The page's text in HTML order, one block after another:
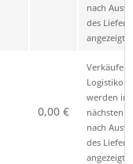
nach
des
angezeigt.
0,00 €
Verkäufer
werden im
nächsten
nach
des
angezeigt.